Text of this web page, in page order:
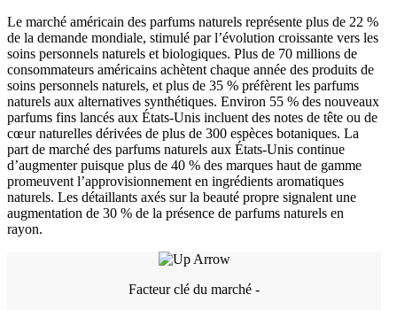
Le marché américain des parfums naturels représente plus de 22 %
de la demande mondiale, stimulé par l’évolution croissante vers les
soins personnels naturels et biologiques. Plus de 70 millions de
consommateurs américains achètent chaque année des produits de
soins personnels naturels, et plus de 35 % préfèrent les parfums
naturels aux alternatives synthétiques. Environ 55 % des nouveaux
parfums fins lancés aux États-Unis incluent des notes de tête ou de
cœur naturelles dérivées de plus de 300 espèces botaniques. La
part de marché des parfums naturels aux États-Unis continue
d’augmenter puisque plus de 40 % des marques haut de gamme
promeuvent l’approvisionnement en ingrédients aromatiques
naturels. Les détaillants axés sur la beauté propre signalent une
augmentation de 30 % de la présence de parfums naturels en
rayon.
Facteur clé du marché -